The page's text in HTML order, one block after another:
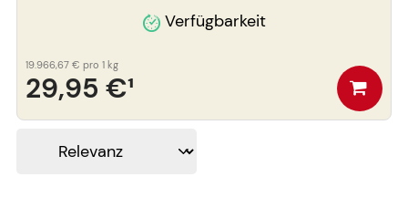
Verfügbarkeit
29,95 €¹
19.966,67 € pro 1 kg